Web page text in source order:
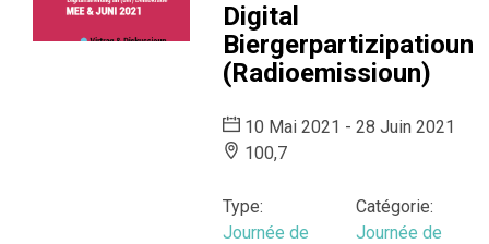
Digital
Biergerpartizipatioun
(Radioemissioun)
10 Mai 2021 - 28 Juin 2021
100,7
Type:
Journée de
Catégorie:
Journée de